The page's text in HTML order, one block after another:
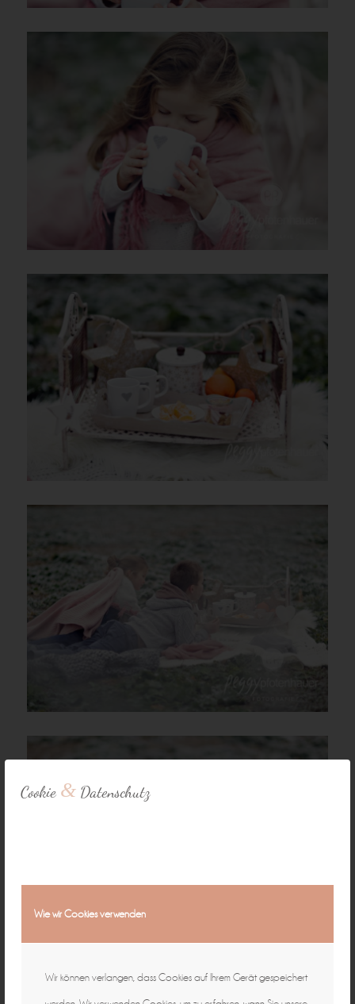
Cookie & Datenschutz
Wie wir Cookies verwenden
Wir können verlangen, dass Cookies auf Ihrem Gerät gespeichert